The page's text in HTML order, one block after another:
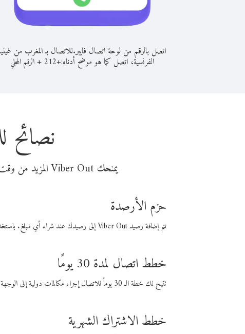
اتصل بالرقم من لوحة اتصال فايبر.للاتصال بـ المغرب من
الفرنسية، اتصل كما هو موضح أدناه:+
212
+الرقم المحلي
نصائح
يمنحك Viber Out المزيد من وقت المكالمة مقابل تكلفة أقل من المال. اختر من أحد خيارات الاتصال المرنة ذات السعر المنخفض:
حزم الأرصدة
تتم إضافة رصيد Viber Out إلى رصيدك عند شراء أي مبلغ. باستخدام رصيدك، يمكنك إجراء مكالمات إلى أي رقم في العالم بأسعار فايبر المنخفضة.
خطط اتصال لمدة 30 يومًا
تتيح لك خطة الـ 30 يوماً للاتصال إجراء مكالمات دولية إلى الوجهة التي تختارها لمدة 30 يوماً بأسعار فايبر المنخفضة.
خطط الاشتراك الشهرية